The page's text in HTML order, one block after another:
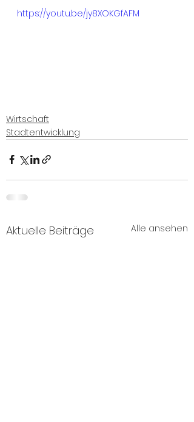
https://youtu.be/jy8XOKGfAFM
Wirtschaft
Stadtentwicklung
Aktuelle Beiträge Alle ansehen